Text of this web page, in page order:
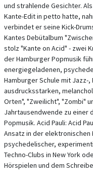
und strahlende Gesichter.
Kante-Edit in petto hatte,
verbindet er seine Kick-
Kantes Debütalbum
stolz "Kante on Acid" - zwei
der Hamburger Popmusik
energiegeladenen,
Hamburger Schule mit Jazz-
ausdrucksstarken,
Orten", "Zweilicht", "Zombi"
Jahrtausendwende zu einer
Popmusik. Acid Pauli: Acid
Ansatz in der
psychedelischer,
Techno-Clubs in New York
Hörspielen und dem